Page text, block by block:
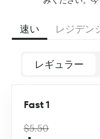
速い レジデン
レギュラー
Fast 1
$5.50